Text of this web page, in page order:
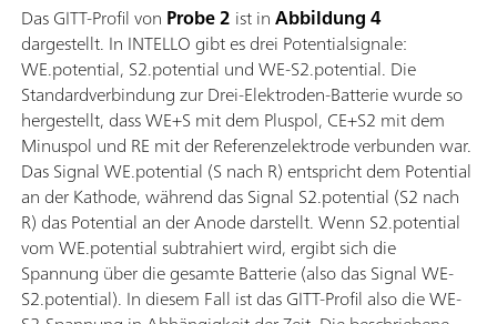
Das GITT-Profil von Probe 2 ist inAbbildung 4
dargestellt. In INTELLO gibt es drei Potentialsignale:
WE.potential, S2.potential und WE-S2.potential. Die
Standardverbindung zur Drei-Elektroden-Batterie wurde so
hergestellt, dass WE+S mit dem Pluspol, CE+S2 mit dem
Minuspol und RE mit der Referenzelektrode verbunden war.
Das Signal WE.potential (S nach R) entspricht dem Potential
an der Kathode, während das Signal S2.potential (S2 nach
R) das Potential an der Anode darstellt. Wenn S2.potential
vom WE.potential subtrahiert wird, ergibt sich die
Spannung über die gesamte Batterie (also das Signal WE-
S2.potential). In diesem Fall ist das GITT-Profil also die WE-